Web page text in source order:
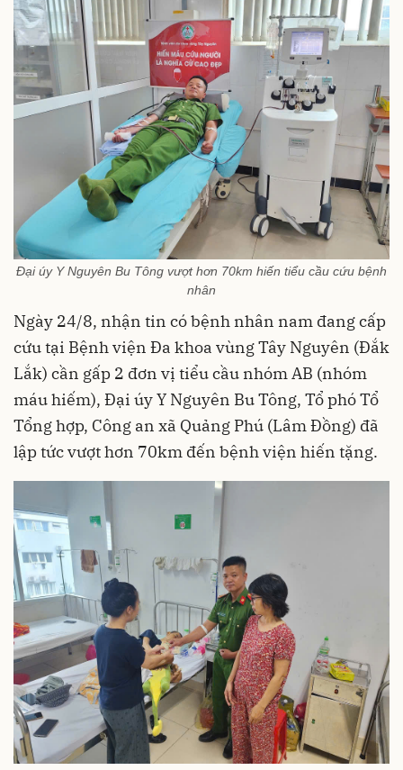
Đại úy Y Nguyên Bu Tông vượt hơn 70km hiến tiểu cầu cứu bệnh
nhân
Ngày 24/8, nhận tin có bệnh nhân nam đang cấp
cứu tại Bệnh viện Đa khoa vùng Tây Nguyên (Đắk
Lắk) cần gấp 2 đơn vị tiểu cầu nhóm AB (nhóm
máu hiếm), Đại úy Y Nguyên Bu Tông, Tổ phó Tổ
Tổng hợp, Công an xã Quảng Phú (Lâm Đồng) đã
lập tức vượt hơn 70km đến bệnh viện hiến tặng.